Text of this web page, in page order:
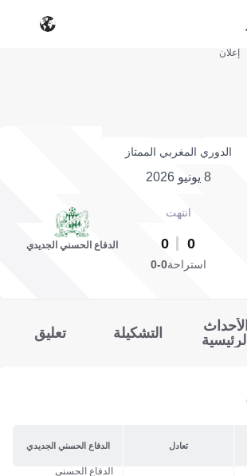
إعلان
الدوري المغربي الممتاز
8 يونيو 2026
انتهت
0
0 الدفاع الحسني الجديدي
استراحة0-0
الأحداث
الرئيسية
التشكيلة تعليق
تعادل الدفاع الحسني الجديدي
الدفاع الحسني